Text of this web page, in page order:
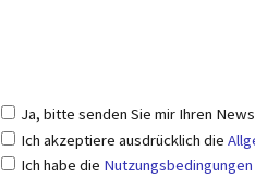
Ja, bitte senden Sie mir Ihren
Ich akzeptiere ausdrücklich die
Ich habe die